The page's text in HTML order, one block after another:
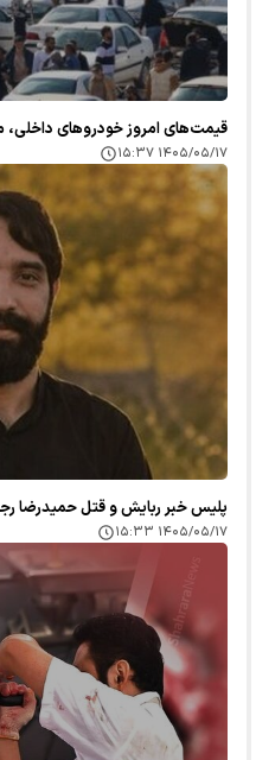
قیمت‌های امروز خودرو‌های داخلی،
۱۴۰۵/۰۵/۱۷ ۱۵:۳۷
پلیس خبر ربایش و قتل حمیدرضا
۱۴۰۵/۰۵/۱۷ ۱۵:۳۳